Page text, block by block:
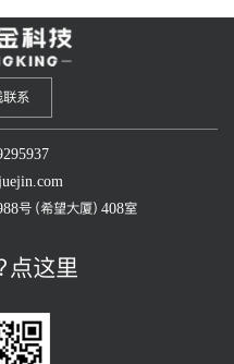
联系
号（希望大厦）408室
点这里